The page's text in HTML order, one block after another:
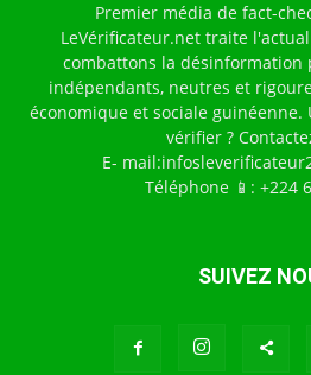
Premier média de fact-
LeVérificateur.net traite
combattons la désinformation
indépendants, neutres et
économique et sociale guinéenne.
vérifier ?
E-
Téléphone 📱: +224
SUIVEZ